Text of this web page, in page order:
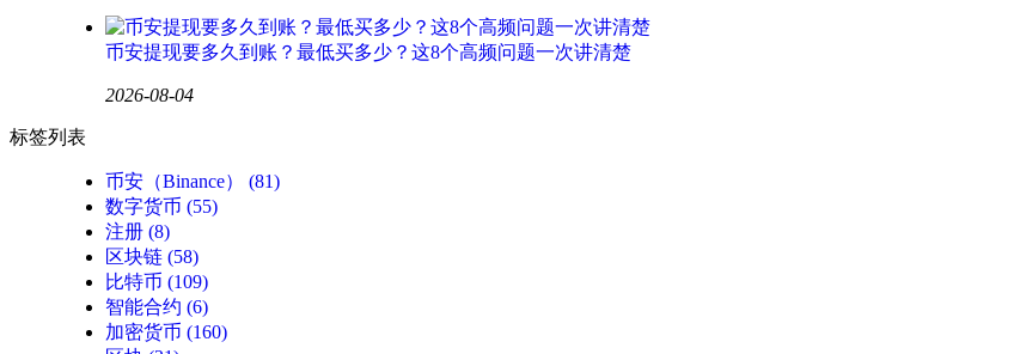
币安提现要多久到账？最低买多少？这8个高频问题一次讲清楚
2026-08-04
标签列表
币安（Binance）
(81)
数字货币 (55)
注册 (8)
区块链 (58)
比特币 (109)
智能合约 (6)
加密货币 (160)